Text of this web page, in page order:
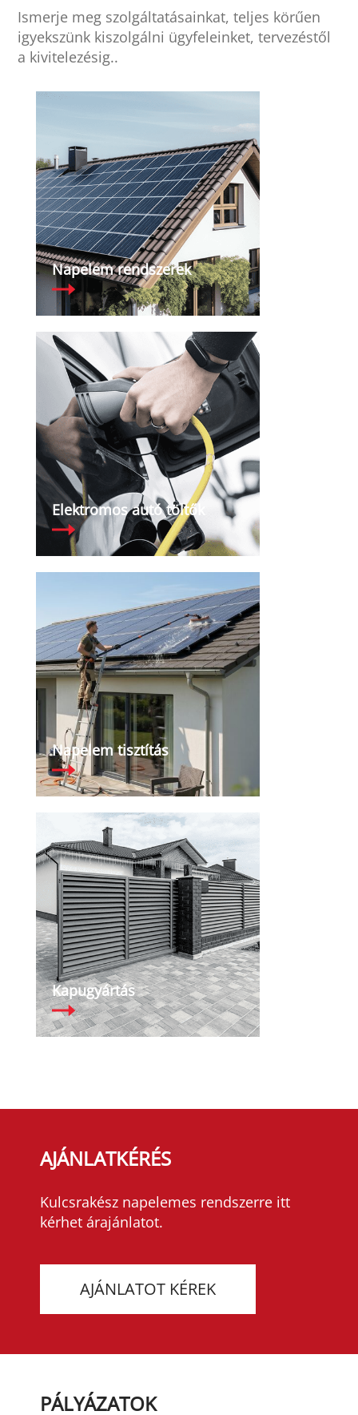
Ismerje meg szolgáltatásainkat, teljes körűen
igyekszünk kiszolgálni ügyfeleinket, tervezéstől
a kivitelezésig..
Napelem rendszerek
Elektromos autó töltők
Napelem tisztítás
Kapugyártás
AJÁNLATKÉRÉS
Kulcsrakész napelemes rendszerre itt
kérhet árajánlatot.
AJÁNLATOT KÉREK
PÁLYÁZATOK